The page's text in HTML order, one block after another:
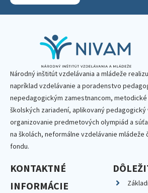
Národný inštitút vzdelávania a mládeže
napríklad vzdelávanie a poradenstvo
nepedagogickým zamestnancom,
školských zariadení, aplikovaný pedagogický
organizovanie predmetových olympiád a
na školách, neformálne vzdelávanie mládeže
fondu.
KONTAKTNÉ
INFORMÁCIE